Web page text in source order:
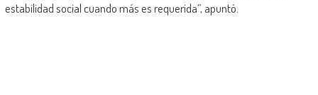
estabilidad social cuando más es requerida”, apuntó.